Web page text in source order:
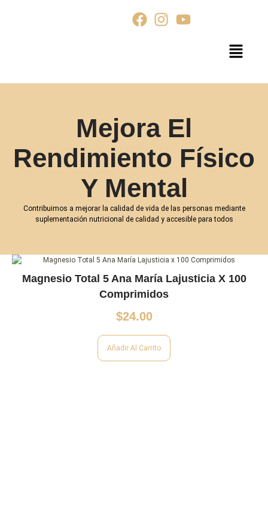
Mejora El
Rendimiento Físico
Y Mental
Contribuimos a mejorar la calidad de vida de las personas mediante
suplementación nutricional de calidad y accesible para todos
Magnesio Total 5 Ana María Lajusticia X 100
Comprimidos
$24.00
Añadir Al Carrito